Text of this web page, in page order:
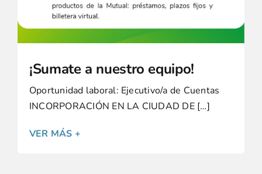
¡Sumate a nuestro equipo!
Oportunidad laboral: Ejecutivo/a de Cuentas
INCORPORACIÓN EN LA CIUDAD DE […]
VER MÁS +